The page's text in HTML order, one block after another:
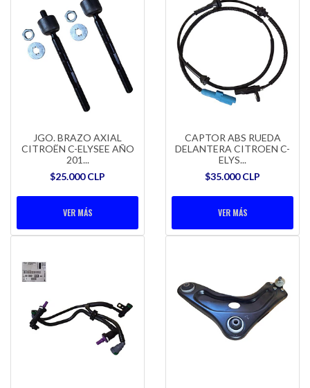
JGO. BRAZO AXIAL
CITROËN C-ELYSEE AÑO
201...
$25.000 CLP
VER MÁS
CAPTOR ABS RUEDA
DELANTERA CITROEN C-
ELYS...
$35.000 CLP
VER MÁS